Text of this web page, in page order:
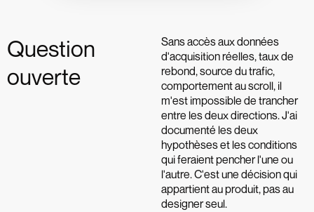
Question
ouverte
Sans accès aux données
d'acquisition réelles, taux de
rebond, source du trafic,
comportement au scroll, il
m'est impossible de trancher
entre les deux directions. J'ai
documenté les deux
hypothèses et les conditions
qui feraient pencher l'une ou
l'autre. C'est une décision qui
appartient au produit, pas au
designer seul.